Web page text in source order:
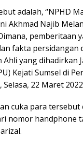
adalah, “NPHD
Akhmad Najib
pemberitaan
fakta persidangan
yang dihadirkan
Kejati Sumsel di
22 Maret
cuka para tersebut
nomor handphone